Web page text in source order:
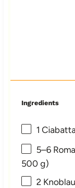
Ingredients
1
5–6
500 g)
2